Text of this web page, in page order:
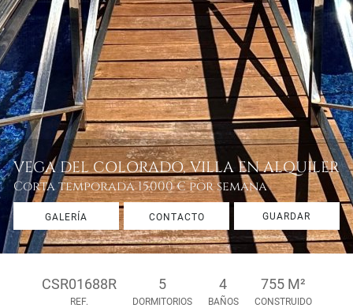
VEGA DEL COLORADO, VILLA EN ALQUILER
Corta temporada15.000 € por semana
GALERÍA CONTACTO GUARDAR
CSR01688R
REF.
5
DORMITORIOS
4
BAÑOS
755 M²
CONSTRUIDO